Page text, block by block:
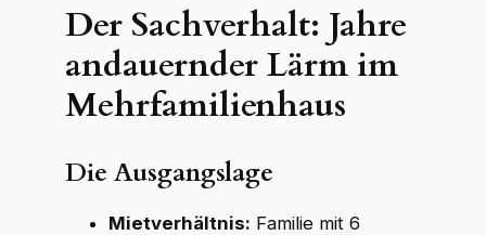
Der Sachverhalt: Jahre
andauernder Lärm im
Mehrfamilienhaus
Die Ausgangslage
Mietverhältnis: Familie mit 6